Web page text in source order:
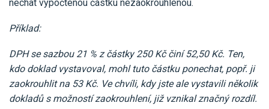
nechat vypočtenou částku nezaokrouhlenou.
Příklad:
DPH se sazbou 21 % z částky 250 Kč činí 52,50 Kč. Ten,
kdo doklad vystavoval, mohl tuto částku ponechat, popř. ji
zaokrouhlit na 53 Kč. Ve chvíli, kdy jste ale vystavili několik
dokladů s možností zaokrouhlení, již vznikal značný rozdíl.